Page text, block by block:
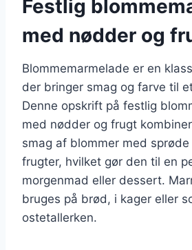
Festlig
med nødder og
Blommemarmelade er en
der bringer smag og farve til
Denne opskrift på festlig
med nødder og frugt
smag af blommer med
frugter, hvilket gør den til en
morgenmad eller dessert.
bruges på brød, i kager eller
ostetallerken.